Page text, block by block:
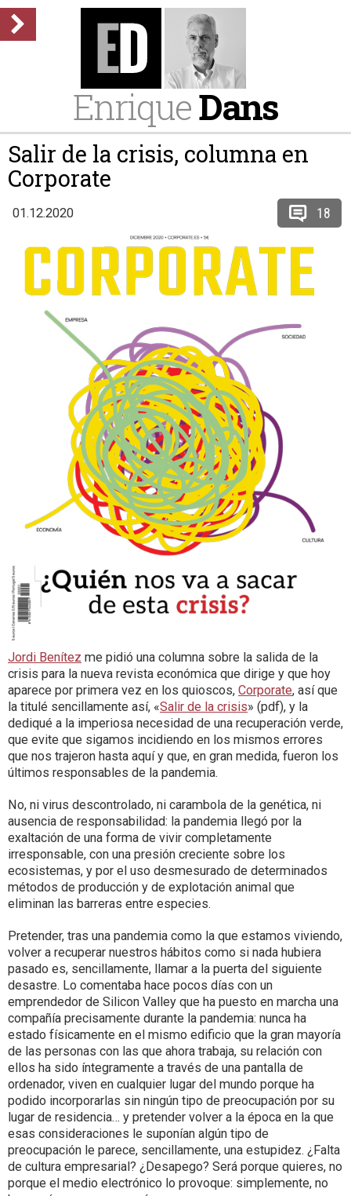
EnriqueDans
Salir de la crisis, columna en
Corporate
01.12.2020 18
Jordi Benítez me pidió una columna sobre la salida de la
crisis para la nueva revista económica que dirige y que hoy
aparece por primera vez en los quioscos, Corporate, así que
la titulé sencillamente así, «Salir de la crisis» (pdf), y la
dediqué a la imperiosa necesidad de una recuperación verde,
que evite que sigamos incidiendo en los mismos errores
que nos trajeron hasta aquí y que, en gran medida, fueron los
últimos responsables de la pandemia.
No, ni virus descontrolado, ni carambola de la genética, ni
ausencia de responsabilidad: la pandemia llegó por la
exaltación de una forma de vivir completamente
irresponsable, con una presión creciente sobre los
ecosistemas, y por el uso desmesurado de determinados
métodos de producción y de explotación animal que
eliminan las barreras entre especies.
Pretender, tras una pandemia como la que estamos viviendo,
volver a recuperar nuestros hábitos como si nada hubiera
pasado es, sencillamente, llamar a la puerta del siguiente
desastre. Lo comentaba hace pocos días con un
emprendedor de Silicon Valley que ha puesto en marcha una
compañía precisamente durante la pandemia: nunca ha
estado físicamente en el mismo edificio que la gran mayoría
de las personas con las que ahora trabaja, su relación con
ellos ha sido íntegramente a través de una pantalla de
ordenador, viven en cualquier lugar del mundo porque ha
podido incorporarlas sin ningún tipo de preocupación por su
lugar de residencia… y pretender volver a la época en la que
esas consideraciones le suponían algún tipo de
preocupación le parece, sencillamente, una estupidez. ¿Falta
de cultura empresarial? ¿Desapego? Será porque quieres, no
porque el medio electrónico lo provoque: simplemente, no